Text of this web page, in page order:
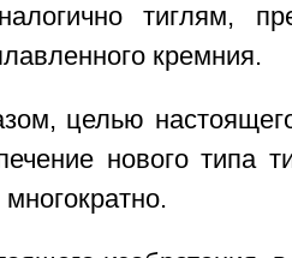
тиглям,
кремния.
целью
нового типа